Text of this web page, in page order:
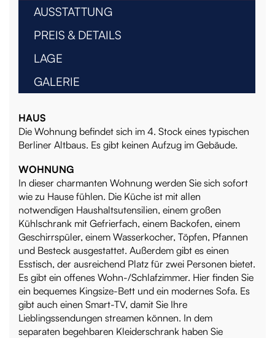
AUSSTATTUNG
PREIS & DETAILS
LAGE
GALERIE
HAUS
Die Wohnung befindet sich im 4. Stock eines typischen
Berliner Altbaus. Es gibt keinen Aufzug im Gebäude.
WOHNUNG
In dieser charmanten Wohnung werden Sie sich sofort
wie zu Hause fühlen. Die Küche ist mit allen
notwendigen Haushaltsutensilien, einem großen
Kühlschrank mit Gefrierfach, einem Backofen, einem
Geschirrspüler, einem Wasserkocher, Töpfen, Pfannen
und Besteck ausgestattet. Außerdem gibt es einen
Esstisch, der ausreichend Platz für zwei Personen bietet.
Es gibt ein offenes Wohn-/Schlafzimmer. Hier finden Sie
ein bequemes Kingsize-Bett und ein modernes Sofa. Es
gibt auch einen Smart-TV, damit Sie Ihre
Lieblingssendungen streamen können. In dem
separaten begehbaren Kleiderschrank haben Sie